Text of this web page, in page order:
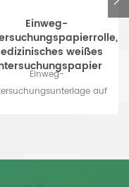
Einweg-
weißes
Einweg-
auf
für Krankenhäuser,